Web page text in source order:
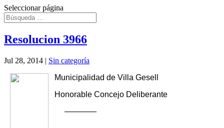
Seleccionar página
Resolucion 3966
Jul 28, 2014 | Sin categoría
Municipalidad de Villa Gesell
Honorable Concejo Deliberante
————